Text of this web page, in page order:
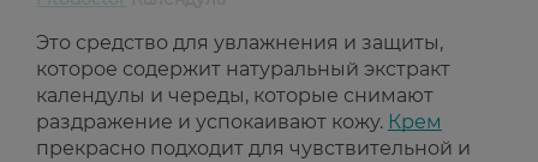
Это средство для увлажнения и защиты,
которое содержит натуральный экстракт
календулы и череды, которые снимают
раздражение и успокаивают кожу. Крем
прекрасно подходит для чувствительной и